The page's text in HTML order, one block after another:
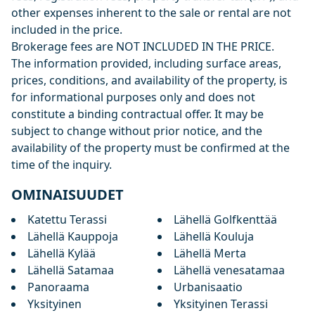
other expenses inherent to the sale or rental are not
included in the price.
Brokerage fees are NOT INCLUDED IN THE PRICE.
The information provided, including surface areas,
prices, conditions, and availability of the property, is
for informational purposes only and does not
constitute a binding contractual offer. It may be
subject to change without prior notice, and the
availability of the property must be confirmed at the
time of the inquiry.
OMINAISUUDET
Katettu Terassi
Lähellä Golfkenttää
Lähellä Kauppoja
Lähellä Kouluja
Lähellä Kylää
Lähellä Merta
Lähellä Satamaa
Lähellä venesatamaa
Panoraama
Urbanisaatio
Yksityinen
Yksityinen Terassi